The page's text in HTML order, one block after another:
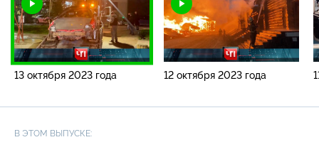
13 октября 2023 года 12 октября 2023 года
В ЭТОМ ВЫПУСКЕ: